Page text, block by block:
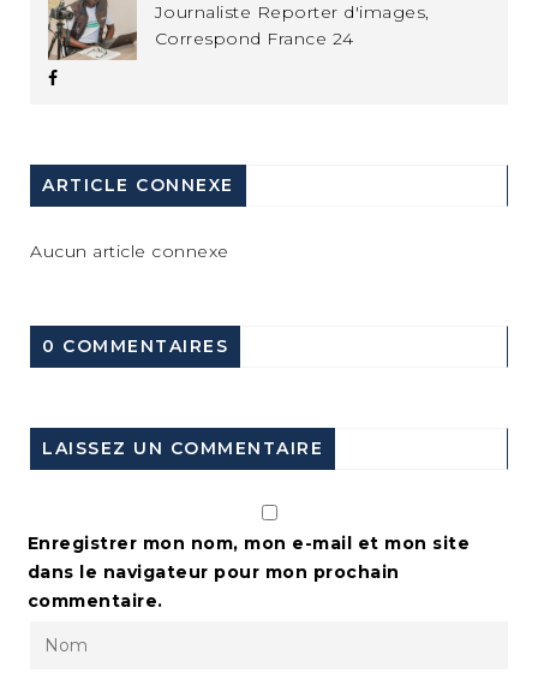
Journaliste Reporter d'images,
Correspond France 24
ARTICLE CONNEXE
Aucun article connexe
0 COMMENTAIRES
LAISSEZ UN COMMENTAIRE
Enregistrer mon nom, mon e-mail et mon site
dans le navigateur pour mon prochain
commentaire.